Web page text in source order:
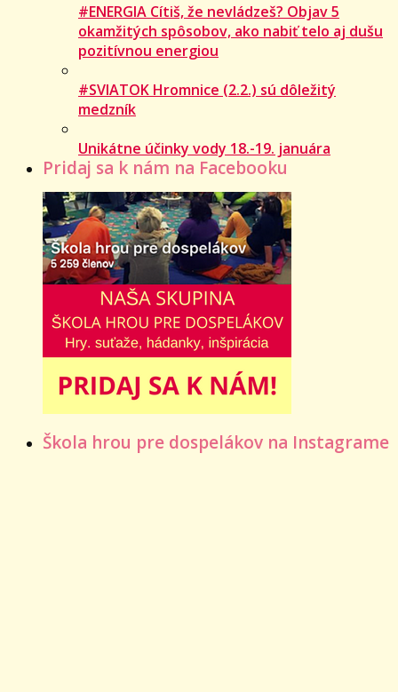
#ENERGIA Cítiš, že nevládzeš? Objav 5
okamžitých spôsobov, ako nabiť telo aj dušu
pozitívnou energiou
#SVIATOK Hromnice (2.2.) sú dôležitý
medzník
Unikátne účinky vody 18.-19. januára
Pridaj sa k nám na Facebooku
Škola hrou pre dospelákov na Instagrame